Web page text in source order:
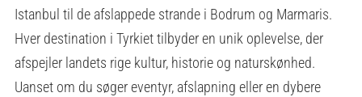
Istanbul til de afslappede strande i Bodrum og Marmaris.
Hver destination i Tyrkiet tilbyder en unik oplevelse, der
afspejler landets rige kultur, historie og naturskønhed.
Uanset om du søger eventyr, afslapning eller en dybere